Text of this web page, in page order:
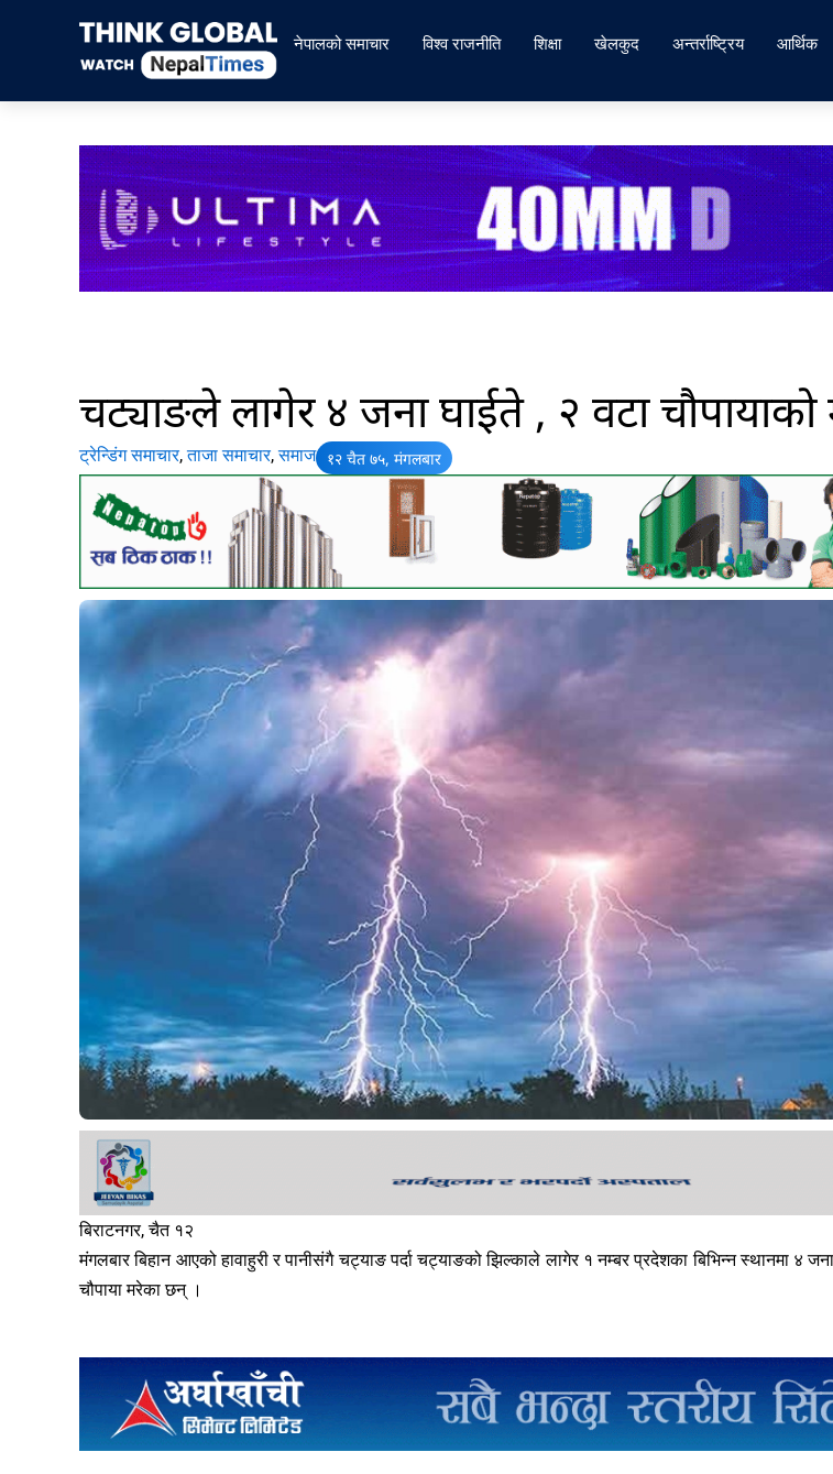
नेपालको समाचार विश्व राजनीति शिक्षा खेलकुद अन्तर्राष्ट्रिय आर्थिक
चट्याङले लागेर ४ जना घाईते , २ वटा चौपायाको
ट्रेन्डिंग समाचार,ताजा समाचार,समाज १२ चैत ७५, मंगलबार
बिराटनगर, चैत १२
मंगलबार बिहान आएको हावाहुरी र पानीसंगै चट्याङ पर्दा चट्याङको झिल्काले लागेर १ नम्बर प्रदेशका बिभिन्न स्थानमा ४
चौपाया मरेका छन् ।